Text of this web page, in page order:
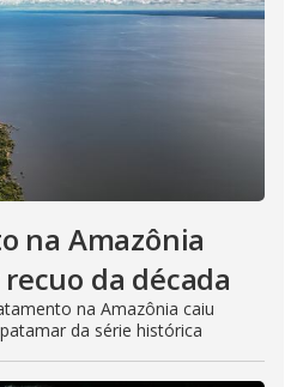
na Amazônia
da década
na Amazônia caiu
da série histórica